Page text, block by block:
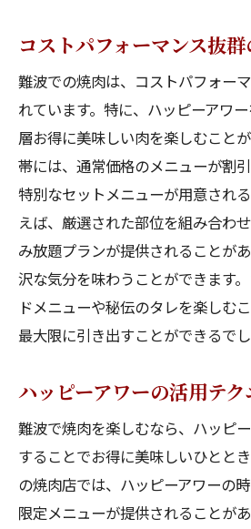
コストパフォーマンス抜
難波での焼肉は、コストパフォー
れています。特に、ハッピーアワ
層お得に美味しい肉を楽しむこと
帯には、通常価格のメニューが割
特別なセットメニューが用意され
えば、厳選された部位を組み合わ
み放題プランが提供されることが
沢な気分を味わうことができます
ドメニューや秘伝のタレを楽しむ
最大限に引き出すことができるでし
ハッピーアワーの活用テク
難波で焼肉を楽しむなら、ハッピ
することでお得に美味しいひとと
の焼肉店では、ハッピーアワーの
限定メニューが提供されることが